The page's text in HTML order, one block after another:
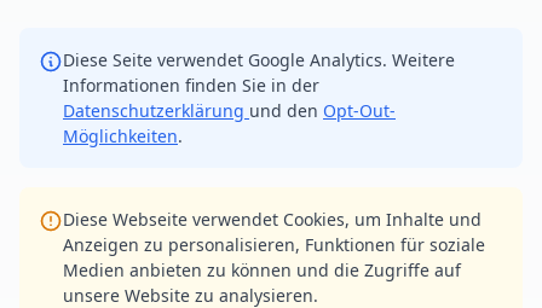
Diese Seite verwendet Google Analytics. Weitere
Informationen finden Sie in der
Datenschutzerklärung und den Opt-Out-
Möglichkeiten.
Diese Webseite verwendet Cookies, um Inhalte und
Anzeigen zu personalisieren, Funktionen für soziale
Medien anbieten zu können und die Zugriffe auf
unsere Website zu analysieren.